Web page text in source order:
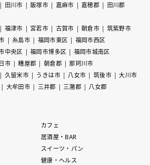
田川市 飯塚市 嘉麻市 嘉穂郡
田川郡
福津市 宮若市 古賀市 朝倉市
筑紫野市
糸島市 福岡市東区
福岡市西区
中央区 福岡市博多区
福岡市城南区
市 糟屋郡 朝倉郡
那珂川市
久留米市 うきは市 八女市 筑後市
大川市
大牟田市 三井郡 三潴郡 八女郡
カフェ
居酒屋・BAR
スイーツ・パン
健康・ヘルス